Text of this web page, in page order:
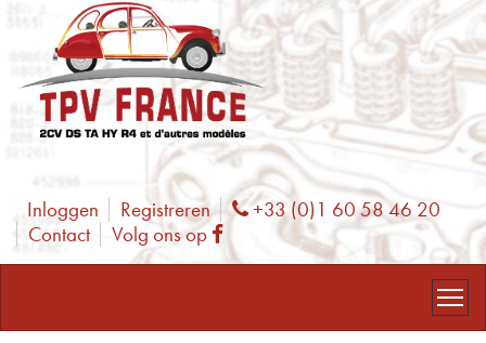
Inloggen Registreren Phone
+33 (0)1 60 58 46 20
Contact
Volg ons op Facebook